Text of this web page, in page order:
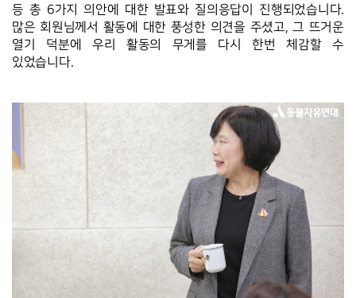
등 총 6가지 의안에 대한 발표와 질의응답이 진행되었습니다.
많은 회원님께서 활동에 대한 풍성한 의견을 주셨고, 그 뜨거운
열기 덕분에 우리 활동의 무게를 다시 한번 체감할 수
있었습니다.